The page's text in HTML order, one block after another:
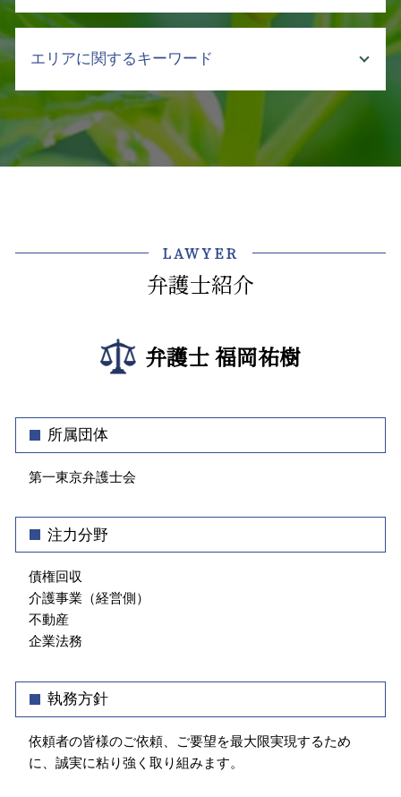
売掛金 未払い
債権回収 流れ
財産 差押え
債権 取立
売掛金回収 裁判所
支払い 催促
差し押さえ 不動産 債権回収
介護 クレーム
介護事故 防止
介護 訴訟
介護 現場 実態
介護 契約トラブル 弁護士
クレーマー 不当要求 弁護士
介護事業 労働問題 弁護士
介護事故 死亡
マンション 売買 契約書
土地 契約書
不動産トラブル 法律相談
親 土地 相続
賃貸 立ち退き料
不動産 法人 契約
借地 立ち退き
建物 賃貸借契約書 事業用
土地 購入後 トラブル
社内 法務
ハラスメント 定義
顧問弁護士 社員の相談
セクハラ 処分
企業 法務部
労働 契約書
クレーム対応 マニュアル
秘密保持 契約書
顧問弁護士 メリット
不当解雇 とは
中小企業 法務
企業法務 弁護士
エリアに関するキーワード
介護事業トラブル 中央区
企業法務 弁護士 相談 飯田橋
債権回収 弁護士 相談 牛込神楽坂
介護事業トラブル 弁護士 相談 千代田区
法律問題 弁護士 相談 千代田区
不動産トラブル 中央区
顧問弁護士 弁護士 相談 牛込神楽坂
債権回収 弁護士 相談 文京区
介護事業トラブル 弁護士 相談 文京区
不動産トラブル 弁護士 相談 江東区
顧問弁護士 弁護士 相談 文京区
債権回収 中央区
企業法務 弁護士 相談 牛込神楽坂
LAWYER
弁護士紹介
弁護士 福岡祐樹
所属団体
第一東京弁護士会
注力分野
債権回収
介護事業（経営側）
不動産
企業法務
執務方針
依頼者の皆様のご依頼、ご要望を最大限実現するため
に、誠実に粘り強く取り組みます。